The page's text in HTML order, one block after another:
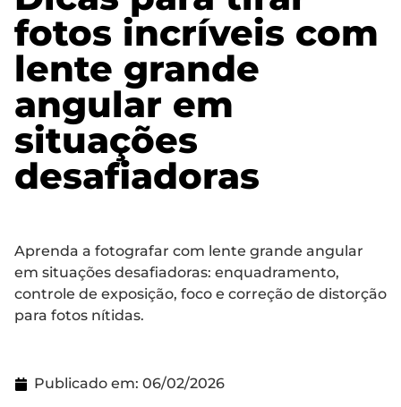
fotos incríveis com
lente grande
angular em
situações
desafiadoras
Aprenda a fotografar com lente grande angular
em situações desafiadoras: enquadramento,
controle de exposição, foco e correção de distorção
para fotos nítidas.
Publicado em: 06/02/2026